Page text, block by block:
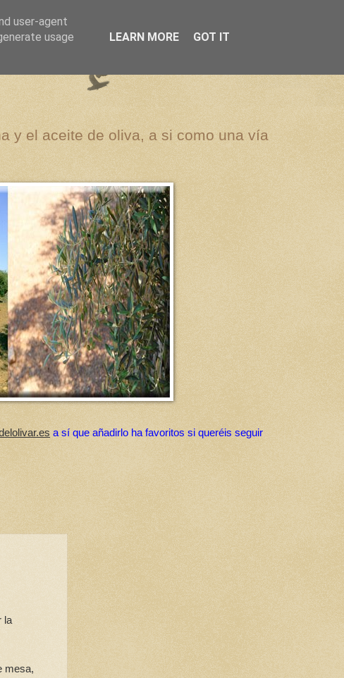
y el aceite de oliva, a si como una vía
a sí que añadirlo ha favoritos si queréis seguir
la
mesa,
user-agent
usage
LEARN MORE GOT IT